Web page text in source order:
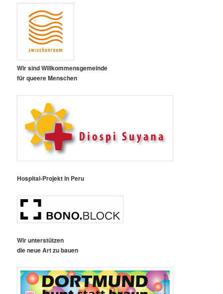
Wir sind Willkommensgemeinde
für queere Menschen
Hospital-Projekt in Peru
Wir unterstützen
die neue Art zu bauen